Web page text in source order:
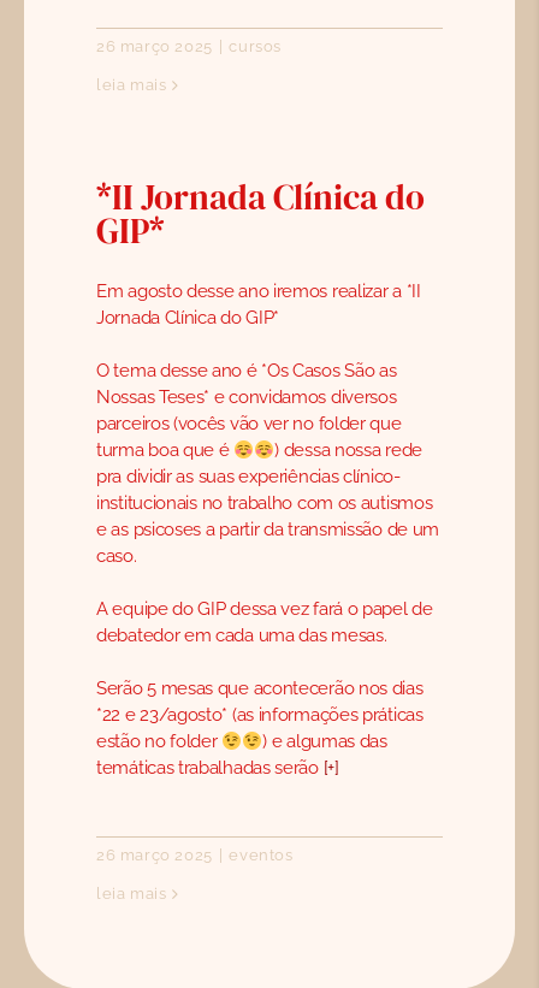
26 março 2025 cursos
leia mais
*II Jornada Clínica do
GIP*
Em agosto desse ano iremos realizar a *II
Jornada Clínica do GIP*
O tema desse ano é *Os Casos São as
Nossas Teses* e convidamos diversos
parceiros (vocês vão ver no folder que
turma boa que é
) dessa nossa rede
pra dividir as suas experiências clínico-
institucionais no trabalho com os autismos
e as psicoses a partir da transmissão de um
caso.
A equipe do GIP dessa vez fará o papel de
debatedor em cada uma das mesas.
Serão 5 mesas que acontecerão nos dias
*22 e 23/agosto* (as informações práticas
estão no folder
) e algumas das
temáticas trabalhadas serão[+]
26 março 2025 eventos
leia mais